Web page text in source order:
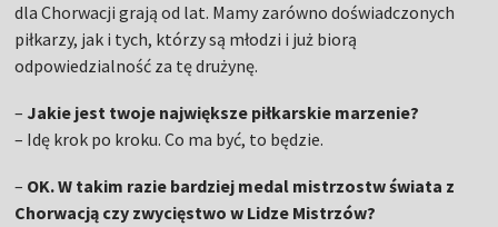
dla Chorwacji grają od lat. Mamy zarówno doświadczonych
piłkarzy, jak i tych, którzy są młodzi i już biorą
odpowiedzialność za tę drużynę.
– Jakie jest twoje największe piłkarskie marzenie?
– Idę krok po kroku. Co ma być, to będzie.
– OK. W takim razie bardziej medal mistrzostw świata z
Chorwacją czy zwycięstwo w Lidze Mistrzów?